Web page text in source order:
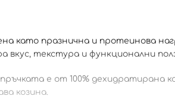
като празнична и протеинова
вкус, текстура и функционални
е от 100%
козина.